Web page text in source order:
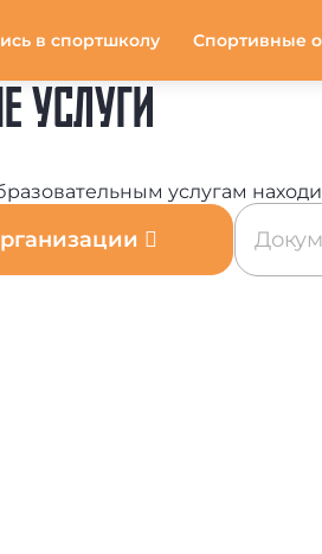
в спортшколу Спортивные
УСЛУГИ
услугам